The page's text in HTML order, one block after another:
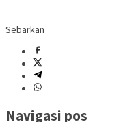
Sebarkan
Navigasi pos